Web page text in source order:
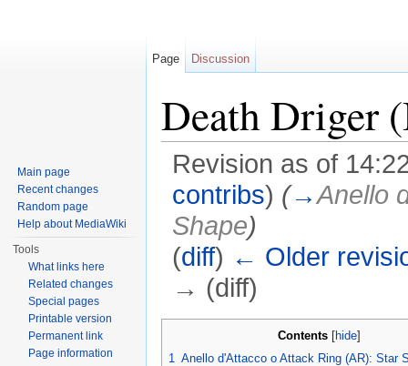
Death Driger
Revision as of
contribs) (→Anello
Shape)
(diff) ← Older
→ (diff)
Contents[hide]
1 Anello d'Attacco o Attack Ring (AR): Star
Page Discussion
Main page
Recent changes
Random page
Help about MediaWiki
Tools
What links here
Related changes
Special pages
Printable version
Permanent link
Page information